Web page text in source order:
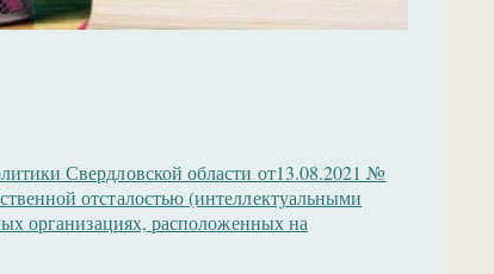
Свердловской области от13.08.2021 №
отсталостью (интеллектуальными
организациях, расположенных на